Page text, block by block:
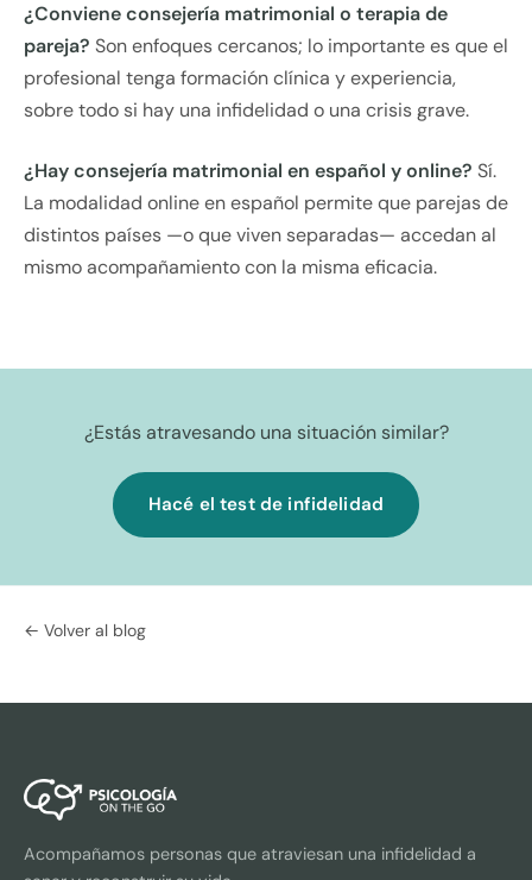
¿Conviene consejería matrimonial o terapia de
pareja? Son enfoques cercanos; lo importante es que el
profesional tenga formación clínica y experiencia,
sobre todo si hay una infidelidad o una crisis grave.
¿Hay consejería matrimonial en español y online? Sí.
La modalidad online en español permite que parejas de
distintos países —o que viven separadas— accedan al
mismo acompañamiento con la misma eficacia.
¿Estás atravesando una situación similar?
Hacé el test de infidelidad
← Volver al blog
Acompañamos personas que atraviesan una infidelidad a